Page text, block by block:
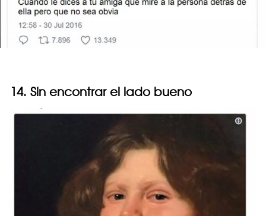
14. Sin encontrar el lado bueno